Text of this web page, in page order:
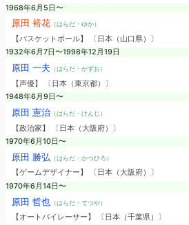
1968年6月5日〜
原田 裕花（はらだ・ゆか）
【バスケットボール】 〔日本（山口県）〕
1932年6月7日〜1998年12月19日
原田 一夫 （はらだ・かずお）
【声優】 〔日本（東京都）〕
1948年6月9日〜
原田 憲治（はらだ・けんじ）
【政治家】 〔日本（大阪府）〕
1970年6月10日〜
原田 勝弘 （はらだ・かつひろ）
【ゲームデザイナー】 〔日本（大阪府）〕
1970年6月14日〜
原田 哲也（はらだ・てつや）
【オートバイレーサー】 〔日本（千葉県）〕